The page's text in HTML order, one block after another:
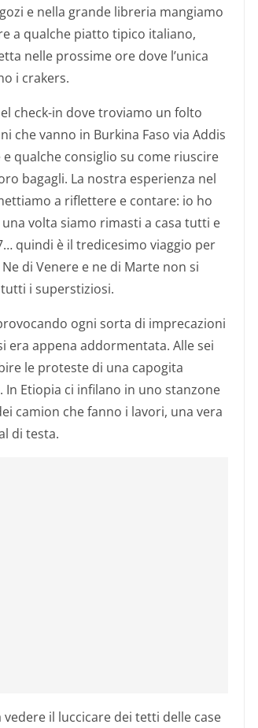
e nella grande libreria mangiamo
a qualche piatto tipico italiano,
nelle prossime ore dove l’unica
i crakers.
check-in dove troviamo un folto
che vanno in Burkina Faso via Addis
qualche consiglio su come riuscire
bagagli. La nostra esperienza nel
a riflettere e contare: io ho
volta siamo rimasti a casa tutti e
quindi è il tredicesimo viaggio per
di Venere e ne di Marte non si
i superstiziosi.
ogni sorta di imprecazioni
era appena addormentata. Alle sei
le proteste di una capogita
In Etiopia ci infilano in uno stanzone
camion che fanno i lavori, una vera
di testa.
il luccicare dei tetti delle case